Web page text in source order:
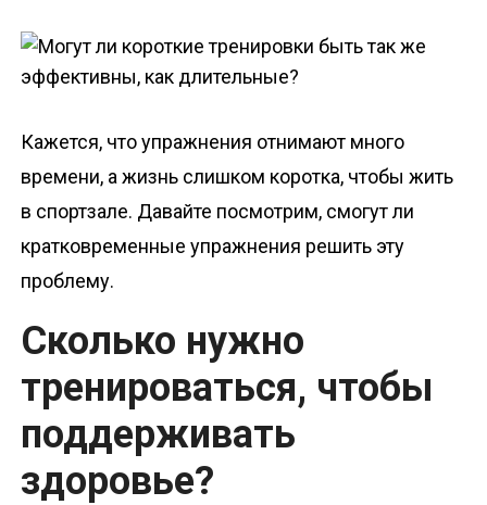
Кажется, что упражнения отнимают много
времени, а жизнь слишком коротка, чтобы жить
в спортзале. Давайте посмотрим, смогут ли
кратковременные упражнения решить эту
проблему.
Сколько нужно
тренироваться, чтобы
поддерживать
здоровье?